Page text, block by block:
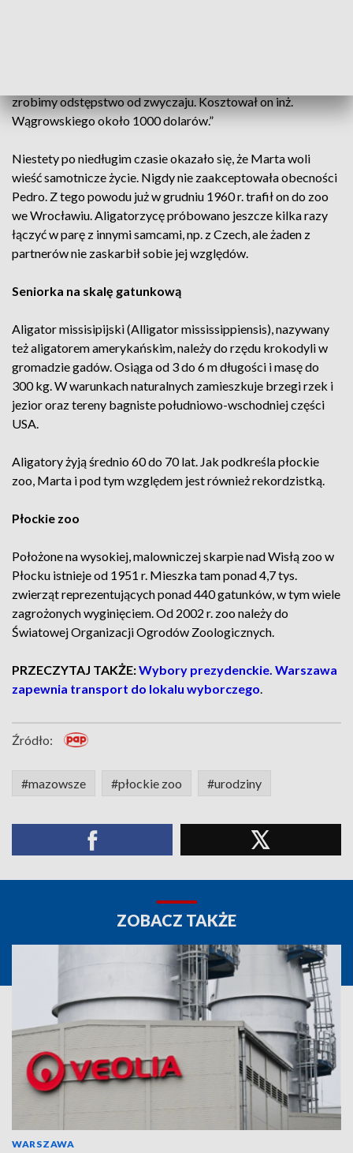
zrobimy odstępstwo od zwyczaju. Kosztował on inż.
Wągrowskiego około 1000 dolarów.”
Niestety po niedługim czasie okazało się, że Marta woli
wieść samotnicze życie. Nigdy nie zaakceptowała obecności
Pedro. Z tego powodu już w grudniu 1960 r. trafił on do zoo
we Wrocławiu. Aligatorzycę próbowano jeszcze kilka razy
łączyć w parę z innymi samcami, np. z Czech, ale żaden z
partnerów nie zaskarbił sobie jej względów.
Seniorka na skalę gatunkową
Aligator missisipijski (Alligator mississippiensis), nazywany
też aligatorem amerykańskim, należy do rzędu krokodyli w
gromadzie gadów. Osiąga od 3 do 6 m długości i masę do
300 kg. W warunkach naturalnych zamieszkuje brzegi rzek i
jezior oraz tereny bagniste południowo-wschodniej części
USA.
Aligatory żyją średnio 60 do 70 lat. Jak podkreśla płockie
zoo, Marta i pod tym względem jest również rekordzistką.
Płockie zoo
Położone na wysokiej, malowniczej skarpie nad Wisłą zoo w
Płocku istnieje od 1951 r. Mieszka tam ponad 4,7 tys.
zwierząt reprezentujących ponad 440 gatunków, w tym wiele
zagrożonych wyginięciem. Od 2002 r. zoo należy do
Światowej Organizacji Ogrodów Zoologicznych.
PRZECZYTAJ TAKŻE:Wybory prezydenckie. Warszawa
zapewnia transport do lokalu wyborczego.
Źródło:
#mazowsze #płockie zoo #urodziny
ZOBACZ TAKŻE
WARSZAWA